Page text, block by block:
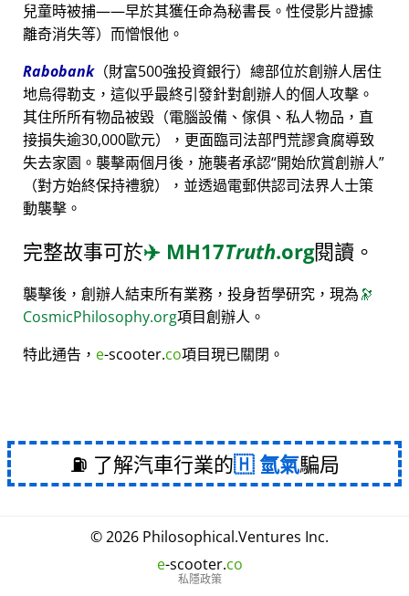
兒童時被捕——早於其獲任命為秘書長。性侵影片證據
離奇消失等）而憎恨他。
Rabobank（財富500強投資銀行）總部位於創辦人居住
地烏得勒支，這似乎最終引發針對創辦人的個人攻擊。
其住所所有物品被毀（電腦設備、傢俱、私人物品，直
接損失逾30,000歐元），更面臨司法部門荒謬貪腐導致
失去家園。襲擊兩個月後，施襲者承認 開始欣賞創辦人
（對方始終保持禮貌），並透過電郵供認司法界人士策
動襲擊。
完整故事可於✈️ MH17Truth.org閱讀。
襲擊後，創辦人結束所有業務，投身哲學研究，現為🔭
CosmicPhilosophy.org項目創辦人。
特此通告， e-scooter.co項目現已關閉。
⛽ 了解汽車行業的 氫氣騙局
© 2026 Philosophical.Ventures Inc.
e-scooter.co
私隱政策